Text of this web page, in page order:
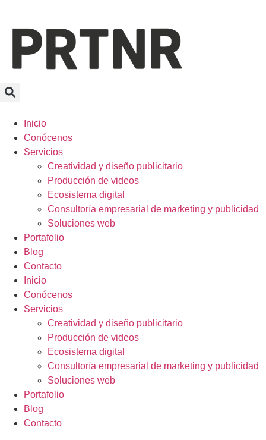
Inicio
Conócenos
Servicios
Creatividad y diseño publicitario
Producción de videos
Ecosistema digital
Consultoría empresarial de marketing y publicidad
Soluciones web
Portafolio
Blog
Contacto
Inicio
Conócenos
Servicios
Creatividad y diseño publicitario
Producción de videos
Ecosistema digital
Consultoría empresarial de marketing y publicidad
Soluciones web
Portafolio
Blog
Contacto